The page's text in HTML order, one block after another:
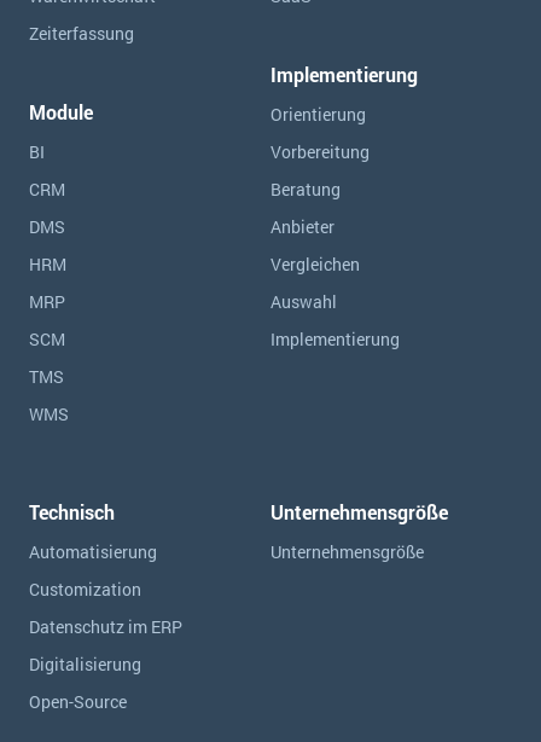
Zeiterfassung
Module
BI
CRM
DMS
HRM
MRP
SCM
TMS
WMS
Implementierung
Orientierung
Vorbereitung
Beratung
Anbieter
Vergleichen
Auswahl
Implementierung
Technisch
Automatisierung
Customization
Datenschutz im ERP
Digitalisierung
Open-Source
Unternehmensgröße
Unternehmensgröße